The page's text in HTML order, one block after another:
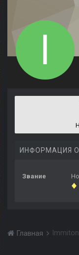
ИНФОРМАЦИЯ О
Звание
Главная Immiton